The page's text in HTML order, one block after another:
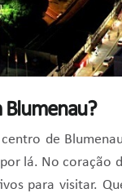
Blumenau?
de
lá. No coração
para visitar.